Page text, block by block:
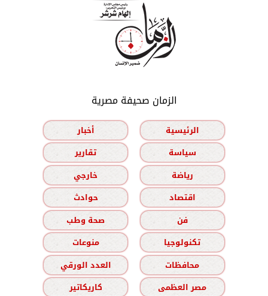
الزمان صحيفة مصرية
الرئيسية
أخبار
سياسة
تقارير
رياضة
خارجي
اقتصاد
حوادث
فن
صحة وطب
تكنولوجيا
منوعات
محافظات
العدد الورقي
مصر العظمى
كاريكاتير